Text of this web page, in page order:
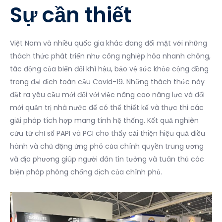
Sự cần thiết
Việt Nam và nhiều quốc gia khác đang đối mặt với những
thách thức phát triển như công nghiệp hóa nhanh chóng,
tác động của biến đổi khí hậu, bảo vệ sức khỏe cộng đồng
trong đại dịch toàn cầu Covid-19. Những thách thức này
đặt ra yêu cầu mới đối với việc nâng cao năng lực và đổi
mới quản trị nhà nước để có thể thiết kế và thực thi các
giải pháp tích hợp mang tính hệ thống. Kết quả nghiên
cứu từ chỉ số PAPI và PCI cho thấy cải thiện hiệu quả điều
hành và chủ động ứng phó của chính quyền trung ương
và địa phương giúp người dân tin tưởng và tuân thủ các
biện pháp phòng chống dịch của chính phủ.